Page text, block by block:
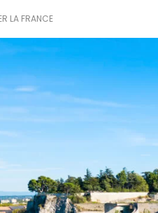
LA FRANCE